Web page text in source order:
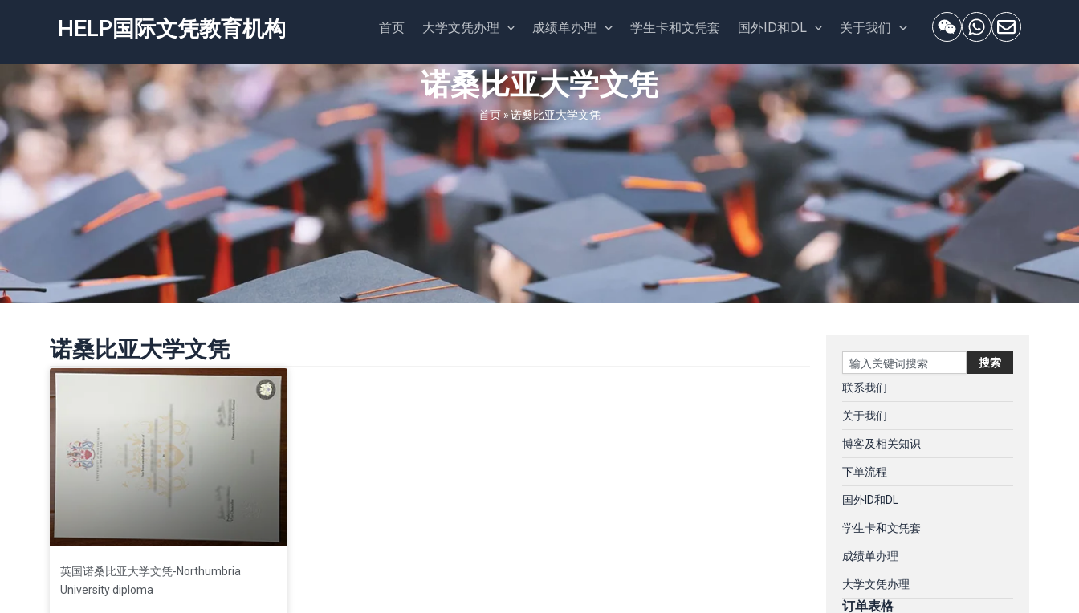
容
HELP国际文凭教育机构 首页 大学文凭办理 成绩单办理 学生卡和文凭套 国外ID和DL 关于我们
诺桑比亚大学文凭
首页»诺桑比亚大学文凭
诺桑比亚大学文凭
英国诺桑比亚大学文凭-Northumbria
University diploma
Search 搜索
联系我们
关于我们
博客及相关知识
下单流程
国外ID和DL
学生卡和文凭套
成绩单办理
大学文凭办理
订单表格